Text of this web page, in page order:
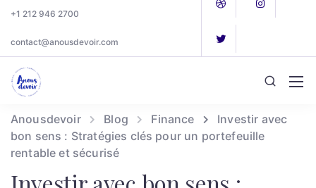
+1 212 946 2700
contact@anousdevoir.com
Anousdevoir Blog Finance
Investir avec
bon sens : Stratégies clés pour un portefeuille
rentable et sécurisé